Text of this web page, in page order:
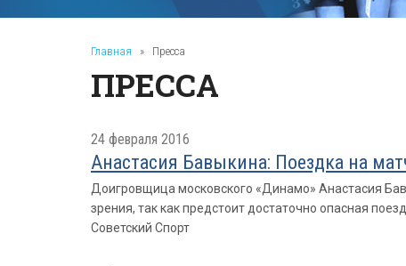
Главная » Пресса
ПРЕССА
24 февраля 2016
Анастасия Бавыкина: Поездка на
Доигровщица московского «Динамо» Анастасия
зрения, так как предстоит достаточно опасная
Советский Спорт